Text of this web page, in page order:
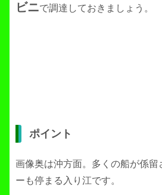
ビニで調達しておきましょう。
ポイント
画像奥は沖方面。多くの船が係留
ーも停まる入り江です。